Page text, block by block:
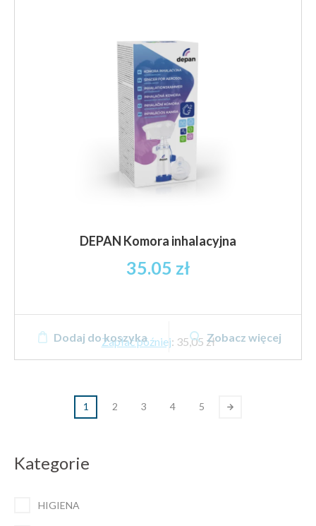
Kategorie
HIGIENA
DEPAN Komora inhalacyjna
35.05 zł
Zapłać później: 35,05 zł
Dodaj do koszyka Zobacz więcej
1 2 3 4 5